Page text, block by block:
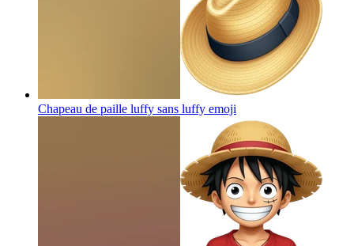
Chapeau de paille luffy sans luffy emoji